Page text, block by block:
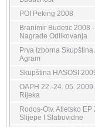
POI Peking 2008
Branimir Budetic 2008 -
Nagrade Odlikovanja
Prva Izborna Skupština
Agram
Skupština HASOSI
OAPH 22.-24. 05. 2009.
Rijeka
Rodos-Otv. Atletsko EP
Slijepe I Slabovidne